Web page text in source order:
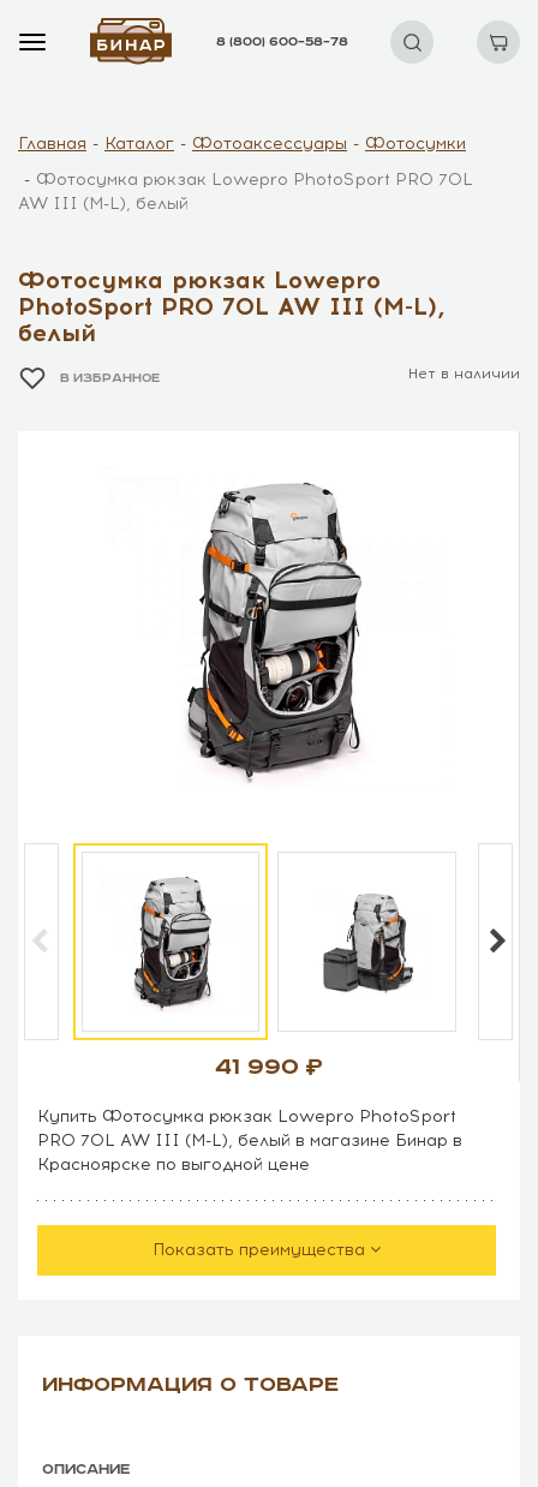
8 (800) 600–58–78
Главная Каталог Фотоаксессуары
Фотосумки
Фотосумка рюкзак Lowepro PhotoSport PRO 70L
AW III (M-L), белый
Фотосумка рюкзак Lowepro
PhotoSport PRO 70L AW III (M-L),
белый
В ИЗБРАННОЕ Нет в наличии
41 990
Купить Фотосумка рюкзак Lowepro PhotoSport
PRO 70L AW III (M-L), белый в магазине Бинар в
Красноярске по выгодной цене
Показать преимущества
ИНФОРМАЦИЯ О ТОВАРЕ
ОПИСАНИЕ